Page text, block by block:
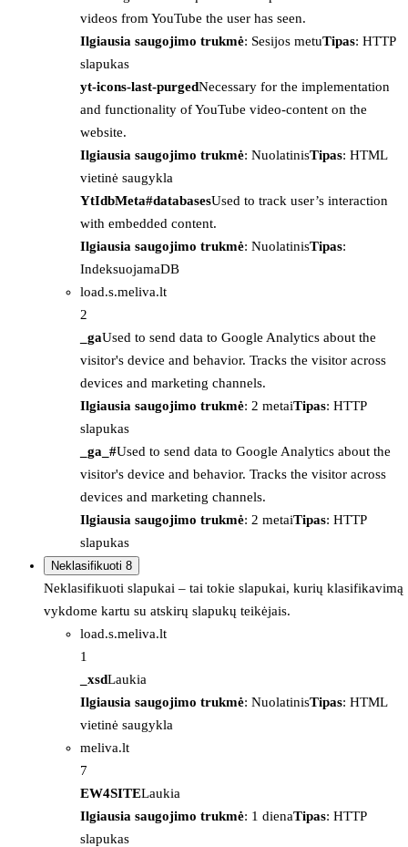
videos from YouTube the user has seen.
Ilgiausia saugojimo trukmė: Sesijos metuTipas: HTTP
slapukas
yt-icons-last-purgedNecessary for the implementation
and functionality of YouTube video-content on the
website.
Ilgiausia saugojimo trukmė: NuolatinisTipas: HTML
vietinė saugykla
YtIdbMeta#databasesUsed to track user’s interaction
with embedded content.
Ilgiausia saugojimo trukmė: NuolatinisTipas:
IndeksuojamaDB
load.s.meliva.lt
2
_gaUsed to send data to Google Analytics about the
visitor's device and behavior. Tracks the visitor across
devices and marketing channels.
Ilgiausia saugojimo trukmė: 2 metaiTipas: HTTP
slapukas
_ga_#Used to send data to Google Analytics about the
visitor's device and behavior. Tracks the visitor across
devices and marketing channels.
Ilgiausia saugojimo trukmė: 2 metaiTipas: HTTP
slapukas
Neklasifikuoti 8
Neklasifikuoti slapukai – tai tokie slapukai, kurių klasifikavimą
vykdome kartu su atskirų slapukų teikėjais.
load.s.meliva.lt
1
_xsdLaukia
Ilgiausia saugojimo trukmė: NuolatinisTipas: HTML
vietinė saugykla
meliva.lt
7
EW4SITELaukia
Ilgiausia saugojimo trukmė: 1 dienaTipas: HTTP
slapukas